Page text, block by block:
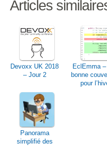
Articles
Devoxx UK 2018
– Jour 2
EclEmma –
bonne
pour
Panorama
simplifié des